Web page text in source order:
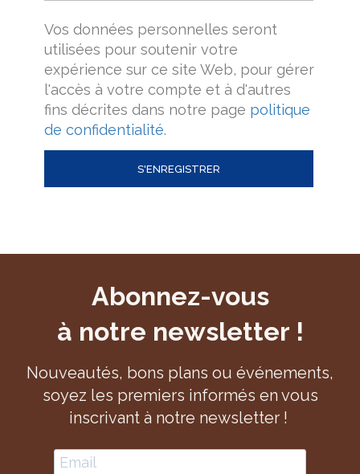
Vos données personnelles seront
utilisées pour soutenir votre
expérience sur ce site Web, pour gérer
l'accès à votre compte et à d'autres
fins décrites dans notre page politique
de confidentialité.
Abonnez-vous
à notre newsletter !
Nouveautés, bons plans ou événements,
soyez les premiers informés en vous
inscrivant à notre newsletter !